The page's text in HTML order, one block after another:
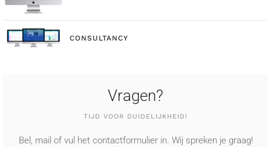
CONSULTANCY
Vragen?
TIJD VOOR DUIDELIJKHEID!
Bel, mail of vul het contactformulier in. Wij spreken je graag!